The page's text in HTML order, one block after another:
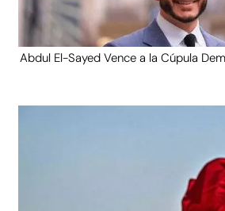
Abdul El-Sayed Vence a la Cúpula